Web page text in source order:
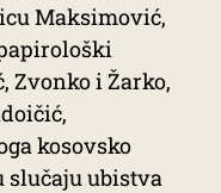
Maksimović,
Zvonko i Žarko,
kosovsko
slučaju ubistva